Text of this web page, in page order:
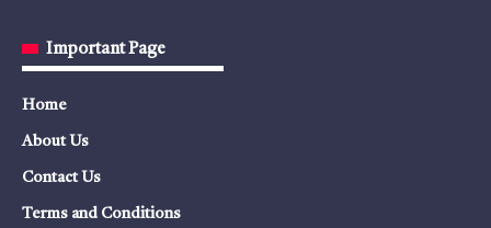
Important Page
Home
About Us
Contact Us
Terms and Conditions